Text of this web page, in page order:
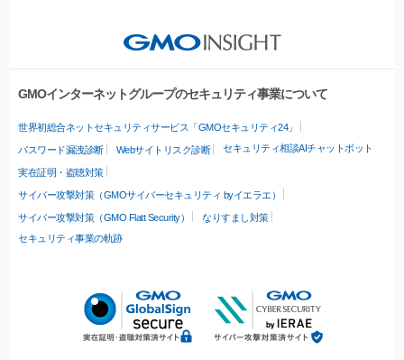
GMOインターネットグループのセキュリティ事業について
世界初総合ネットセキュリティサービス「GMOセキュリティ24」
パスワード漏洩診断 Webサイトリスク診断 セキュリティ相談AIチャットボット
実在証明・盗聴対策
サイバー攻撃対策（GMOサイバーセキュリティ byイエラエ）
サイバー攻撃対策（GMO Flatt Security）
なりすまし対策
セキュリティ事業の軌跡